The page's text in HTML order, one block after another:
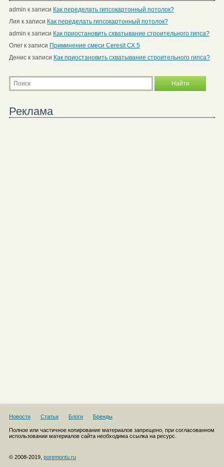
admin к записи Как переделать гипсокартонный потолок?
Лия к записи Как переделать гипсокартонный потолок?
admin к записи Как приостановить схватывание строительного гипса?
Олегк записи Приминение смеси Ceresit СХ 5
Дениск записи Как приостановить схватывание строительного гипса?
Реклама
Новости Статьи Блоги Бренды
Полное или частичное копирование материалов запрещено, при согласованном
использовании материалов сайта необходима ссылка на ресурс.
© 2008-2019, poremontu.ru